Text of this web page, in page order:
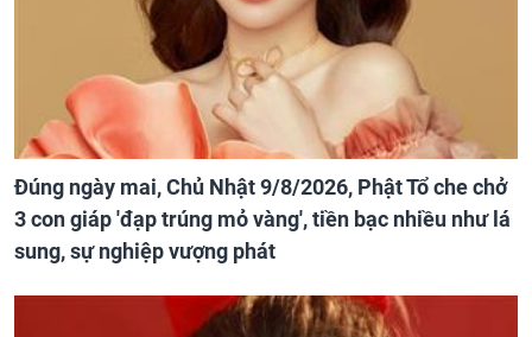
Đúng ngày mai, Chủ Nhật 9/8/2026, Phật Tổ che chở
3 con giáp 'đạp trúng mỏ vàng', tiền bạc nhiều như lá
sung, sự nghiệp vượng phát